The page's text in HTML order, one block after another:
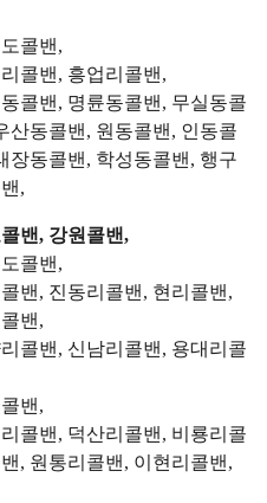
콜밴,
콜밴, 흥업리콜밴,
콜밴, 명륜동콜밴, 무실동콜
산동콜밴, 원동콜밴, 인동콜
장동콜밴, 학성동콜밴, 행구
,
밴, 강원콜밴,
콜밴,
밴, 진동리콜밴, 현리콜밴,
밴,
콜밴, 신남리콜밴, 용대리콜
밴,
콜밴, 덕산리콜밴, 비룡리콜
, 원통리콜밴, 이현리콜밴,